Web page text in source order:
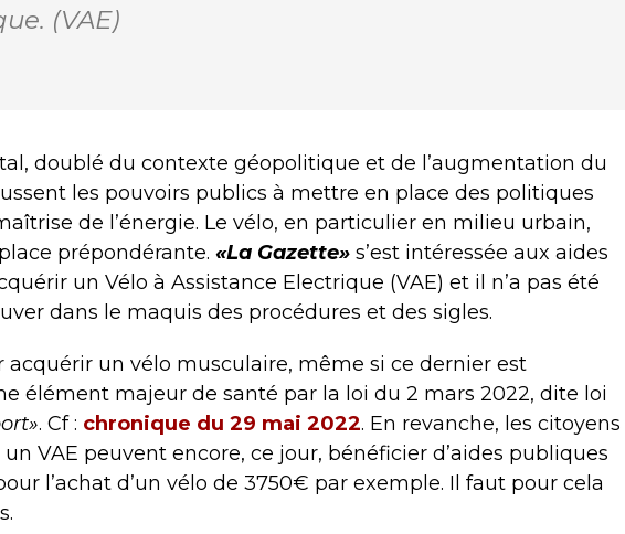
(VAE)
doublé du contexte géopolitique et de l’augmentation du
les pouvoirs publics à mettre en place des politiques
de l’énergie. Le vélo, en particulier en milieu urbain,
prépondérante. «La Gazette» s’est intéressée aux aides
un Vélo à Assistance Electrique (VAE) et il n’a pas été
dans le maquis des procédures et des sigles.
acquérir un vélo musculaire, même si ce dernier est
élément majeur de santé par la loi du 2 mars 2022, dite loi
. Cf : chronique du 29 mai 2022. En revanche, les citoyens
VAE peuvent encore, ce jour, bénéficier d’aides publiques
l’achat d’un vélo de 3750€ par exemple. Il faut pour cela